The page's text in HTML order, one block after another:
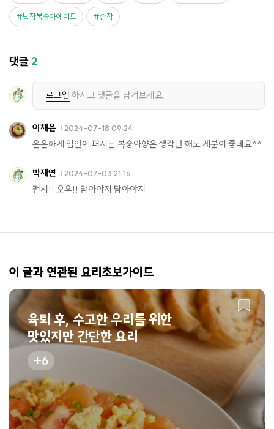
납작복숭아에이드 순작
댓글2
로그인 하시고 댓글을 남겨보세요.
이채은 2024-07-18 09:24
은은하게 입안에 퍼지는 복숭아향은 생각만 해도 게분이 좋네요^^
박재연 2024-07-03 21:16
펀치!! 오우!! 담아야지 담아야지
이 글과 연관된 요리초보가이드
육퇴 후, 수고한 우리를 위한
맛있지만 간단한 요리
6